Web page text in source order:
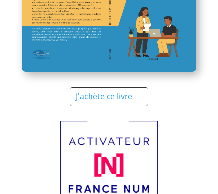
J'achète ce livre